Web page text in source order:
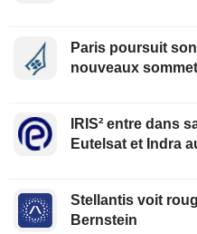
Paris poursuit
nouveaux
IRIS² entre dans
Eutelsat et Indra
Stellantis voit
Bernstein